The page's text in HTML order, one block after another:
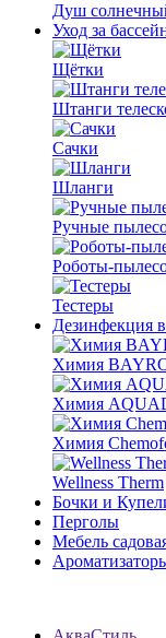
Душ
Уход за
Щётки
Штанги
Сачки
Шланги
Ручные
Роботы-
Тестеры
Дезинфекция
Химия
Химия
Химия
Wellness Therm
Бочки и
Перголы
Мебель